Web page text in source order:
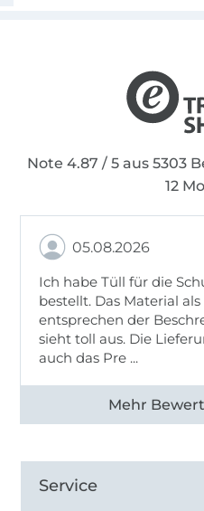
Note 4.87 / 5 aus 5303
12
05.08.2026
Ich habe Tüll für die
bestellt. Das Material
entsprechen der
sieht toll aus. Die
auch das Pre ...
Alle 82950
Service